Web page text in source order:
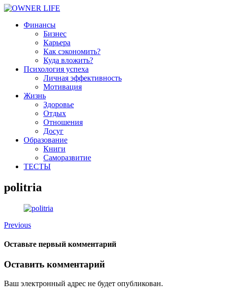
Финансы
Бизнес
Карьера
Как сэкономить?
Куда вложить?
Психология успеха
Личная эффективность
Мотивация
Жизнь
Здоровье
Отдых
Отношения
Досуг
Образование
Книги
Саморазвитие
ТЕСТЫ
politria
Previous
Оставьте первый комментарий
Оставить комментарий
Ваш электронный адрес не будет опубликован.